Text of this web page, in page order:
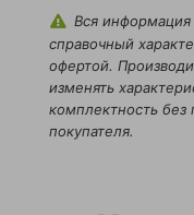
покупка
время.
не
места.
Вся информация
справочный
офертой.
изменять
комплектность без
покупателя.